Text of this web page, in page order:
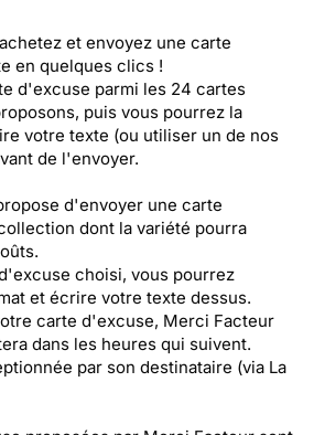
et envoyez une carte
en quelques clics !
d'excuse parmi les 24 cartes
puis vous pourrez la
votre texte (ou utiliser un de nos
de l'envoyer.
d'envoyer une carte
dont la variété pourra
choisi, vous pourrez
et écrire votre texte dessus.
carte d'excuse, Merci Facteur
dans les heures qui suivent.
par son destinataire (via La